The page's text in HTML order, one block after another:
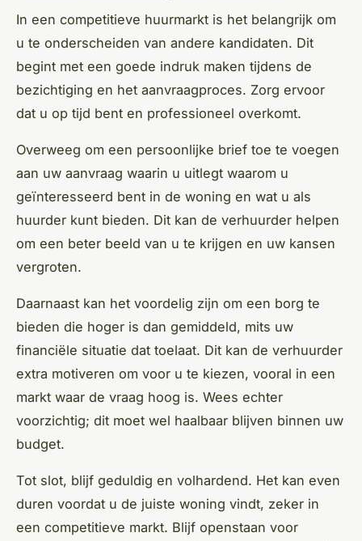
In een competitieve huurmarkt is het belangrijk om
u te onderscheiden van andere kandidaten. Dit
begint met een goede indruk maken tijdens de
bezichtiging en het aanvraagproces. Zorg ervoor
dat u op tijd bent en professioneel overkomt.
Overweeg om een persoonlijke brief toe te voegen
aan uw aanvraag waarin u uitlegt waarom u
geïnteresseerd bent in de woning en wat u als
huurder kunt bieden. Dit kan de verhuurder helpen
om een beter beeld van u te krijgen en uw kansen
vergroten.
Daarnaast kan het voordelig zijn om een borg te
bieden die hoger is dan gemiddeld, mits uw
financiële situatie dat toelaat. Dit kan de verhuurder
extra motiveren om voor u te kiezen, vooral in een
markt waar de vraag hoog is. Wees echter
voorzichtig; dit moet wel haalbaar blijven binnen uw
budget.
Tot slot, blijf geduldig en volhardend. Het kan even
duren voordat u de juiste woning vindt, zeker in
een competitieve markt. Blijf openstaan voor